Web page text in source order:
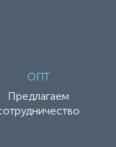
ОПТ
Предлагаем